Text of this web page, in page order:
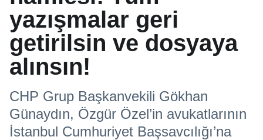
yazışmalar geri
getirilsin ve dosyaya
alınsın!
CHP Grup Başkanvekili Gökhan
Günaydın, Özgür Özel’in avukatlarının
İstanbul Cumhuriyet Başsavcılığı’na